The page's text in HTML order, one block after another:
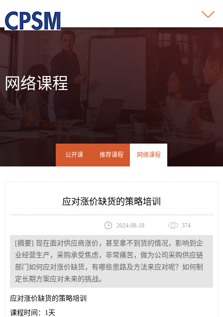
网络课程
公开课 推荐课程 网络课程
应对涨价缺货的策略培训
2024-08-18 374
[摘要] 现在面对供应商涨价，甚至拿不到货的情况，影响到企
业经营生产，采购承受焦虑，非常痛苦，做为公司采购供应链
部门如何应对涨价缺货，有哪些思路及方法来应对呢？如何制
定长期方案应对未来的挑战。
应对涨价缺货的策略培训
课程时间：1天